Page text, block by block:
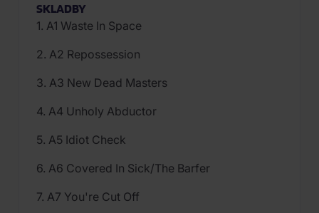
SKLADBY
1. A1 Waste In Space
2. A2 Repossession
3. A3 New Dead Masters
4. A4 Unholy Abductor
5. A5 Idiot Check
6. A6 Covered In Sick/The Barfer
7. A7 You're Cut Off